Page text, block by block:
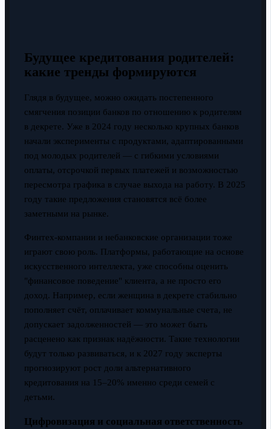
Будущее кредитования родителей:
какие тренды формируются
Глядя в будущее, можно ожидать постепенного
смягчения позиции банков по отношению к родителям
в декрете. Уже в 2024 году несколько крупных банков
начали эксперименты с продуктами, адаптированными
под молодых родителей — с гибкими условиями
оплаты, отсрочкой первых платежей и возможностью
пересмотра графика в случае выхода на работу. В 2025
году такие предложения становятся всё более
заметными на рынке.
Финтех-компании и небанковские организации тоже
играют свою роль. Платформы, работающие на основе
искусственного интеллекта, уже способны оценить
"финансовое поведение" клиента, а не просто его
доход. Например, если женщина в декрете стабильно
пополняет счёт, оплачивает коммунальные счета, не
допускает задолженностей — это может быть
расценено как признак надёжности. Такие технологии
будут только развиваться, и к 2027 году эксперты
прогнозируют рост доли альтернативного
кредитования на 15–20% именно среди семей с
детьми.
Цифровизация и социальная ответственность